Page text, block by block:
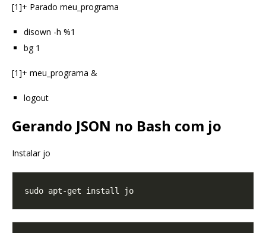
[1]+ Parado meu_programa
disown -h %1
bg 1
[1]+ meu_programa &
logout
Gerando JSON no Bash com jo
Instalar jo